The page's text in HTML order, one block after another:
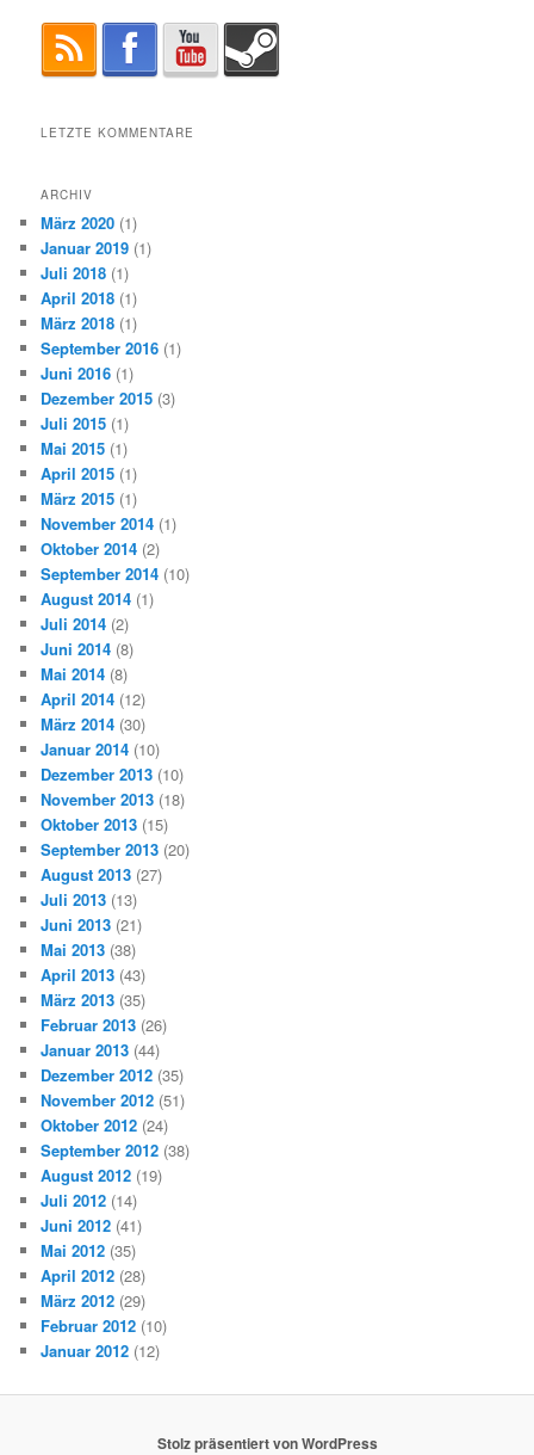
LETZTE KOMMENTARE
ARCHIV
März 2020 (1)
Januar 2019 (1)
Juli 2018 (1)
April 2018 (1)
März 2018 (1)
September 2016 (1)
Juni 2016 (1)
Dezember 2015 (3)
Juli 2015 (1)
Mai 2015 (1)
April 2015 (1)
März 2015 (1)
November 2014 (1)
Oktober 2014 (2)
September 2014 (10)
August 2014 (1)
Juli 2014 (2)
Juni 2014 (8)
Mai 2014 (8)
April 2014 (12)
März 2014 (30)
Januar 2014 (10)
Dezember 2013 (10)
November 2013 (18)
Oktober 2013 (15)
September 2013 (20)
August 2013 (27)
Juli 2013 (13)
Juni 2013 (21)
Mai 2013 (38)
April 2013 (43)
März 2013 (35)
Februar 2013 (26)
Januar 2013 (44)
Dezember 2012 (35)
November 2012 (51)
Oktober 2012 (24)
September 2012 (38)
August 2012 (19)
Juli 2012 (14)
Juni 2012 (41)
Mai 2012 (35)
April 2012 (28)
März 2012 (29)
Februar 2012 (10)
Januar 2012 (12)
Stolz präsentiert von WordPress